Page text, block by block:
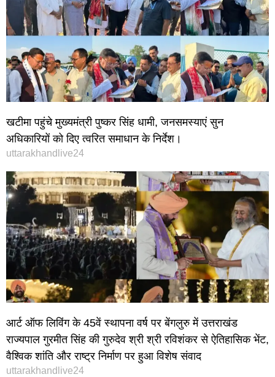
खटीमा पहुंचे मुख्यमंत्री पुष्कर सिंह धामी, जनसमस्याएं सुन
अधिकारियों को दिए त्वरित समाधान के निर्देश।
uttarakhandlive24
आर्ट ऑफ लिविंग के 45वें स्थापना वर्ष पर बेंगलुरु में उत्तराखंड
राज्यपाल गुरमीत सिंह की गुरुदेव श्री श्री रविशंकर से ऐतिहासिक भेंट,
वैश्विक शांति और राष्ट्र निर्माण पर हुआ विशेष संवाद
uttarakhandlive24